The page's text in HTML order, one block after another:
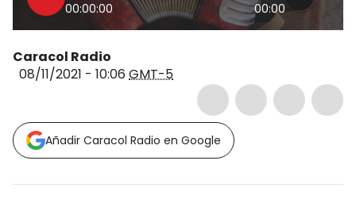
00:00:00 00:00
Caracol Radio
08/11/2021 - 10:06 GMT-5
Añadir Caracol Radio en Google